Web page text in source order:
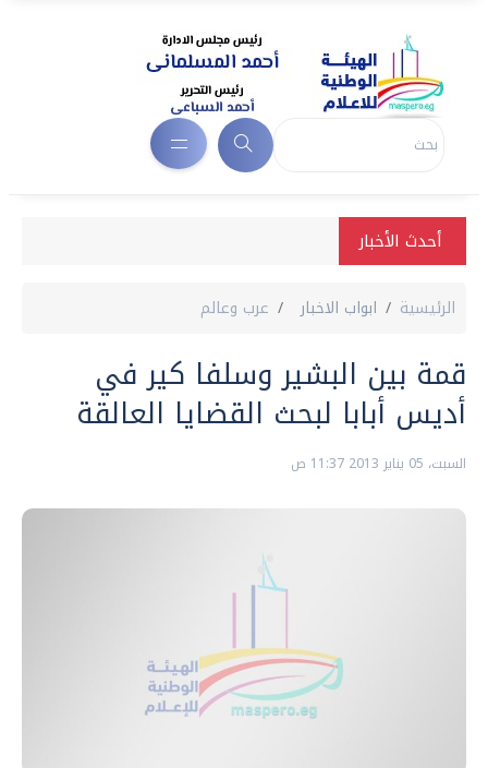
أحدث الأخبار
الرئيسية ابواب الاخبار عرب وعالم
قمة بين البشير وسلفا كير في
أديس أبابا لبحث القضايا العالقة
السبت، 05 يناير 2013 11:37 ص